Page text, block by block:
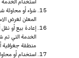
شراء أو محاولة
المعلن لغرض
إعادة بيع أو نقل
الخدمة التي تم
منطقة جغرافية